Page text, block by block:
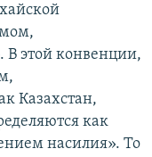
В этой конвенции,
Казахстан,
как
насилия». То